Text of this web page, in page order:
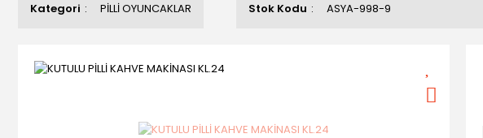
Kategori PİLLİ OYUNCAKLAR Stok Kodu ASYA-998-9